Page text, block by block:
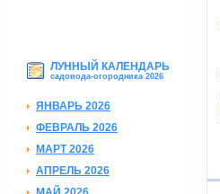
ЛУННЫЙ КАЛЕНДАРЬ
садовода-огородника 2026
ЯНВАРЬ 2026
ФЕВРАЛЬ 2026
МАРТ 2026
АПРЕЛЬ 2026